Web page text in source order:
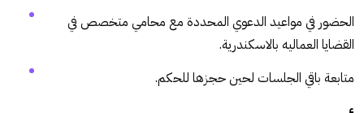
الحضور في مواعيد الدعوي المحددة مع محامي متخصص في
القضايا العماليه بالاسكندرية.
متابعة باقي الجلسات لحين حجزها للحكم.